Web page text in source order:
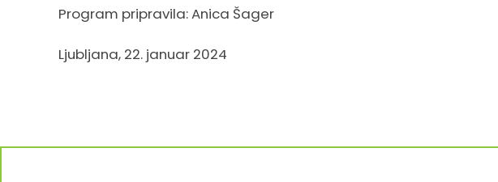
Program pripravila: Anica Šager
Ljubljana, 22. januar 2024